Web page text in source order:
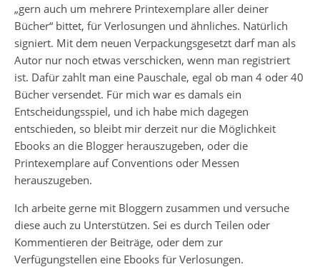
„gern auch um mehrere Printexemplare aller deiner
Bücher“ bittet, für Verlosungen und ähnliches. Natürlich
signiert. Mit dem neuen Verpackungsgesetzt darf man als
Autor nur noch etwas verschicken, wenn man registriert
ist. Dafür zahlt man eine Pauschale, egal ob man 4 oder 40
Bücher versendet. Für mich war es damals ein
Entscheidungsspiel, und ich habe mich dagegen
entschieden, so bleibt mir derzeit nur die Möglichkeit
Ebooks an die Blogger herauszugeben, oder die
Printexemplare auf Conventions oder Messen
herauszugeben.
Ich arbeite gerne mit Bloggern zusammen und versuche
diese auch zu Unterstützen. Sei es durch Teilen oder
Kommentieren der Beiträge, oder dem zur
Verfügungstellen eine Ebooks für Verlosungen.